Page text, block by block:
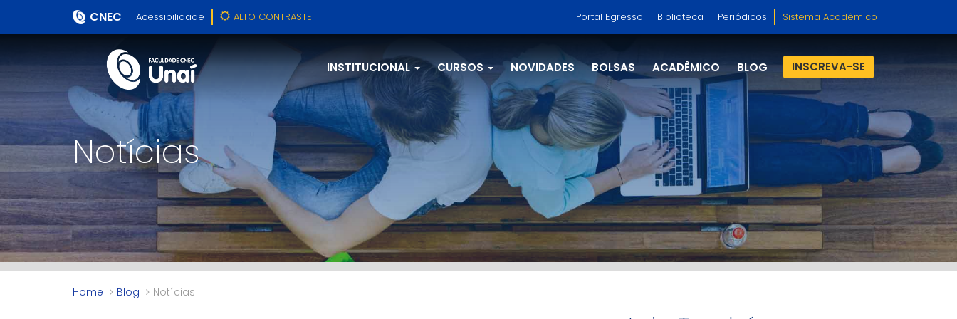
CNEC Acessibilidade ALTO CONTRASTE Portal Egresso Biblioteca Periódicos Sistema Acadêmico
INSTITUCIONAL CURSOS NOVIDADES BOLSAS ACADÊMICO BLOG INSCREVA-SE
Notícias
Home Blog Notícias